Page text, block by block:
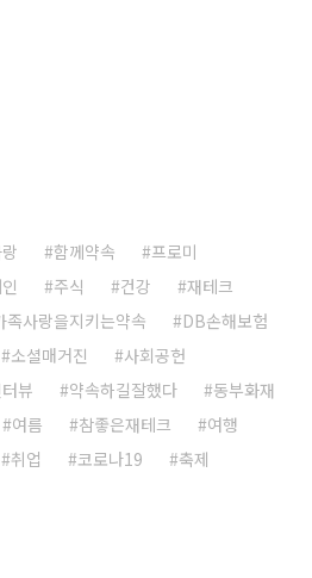
승하차 완
함께약속
프로미
주식 건강
재테크
족사랑을지키는약속
DB손해보험
소셜매거진
사회공헌
뷰 약속하길잘했다
동부화재
여름 참좋은재테크
여행
취업 코로나19 축제